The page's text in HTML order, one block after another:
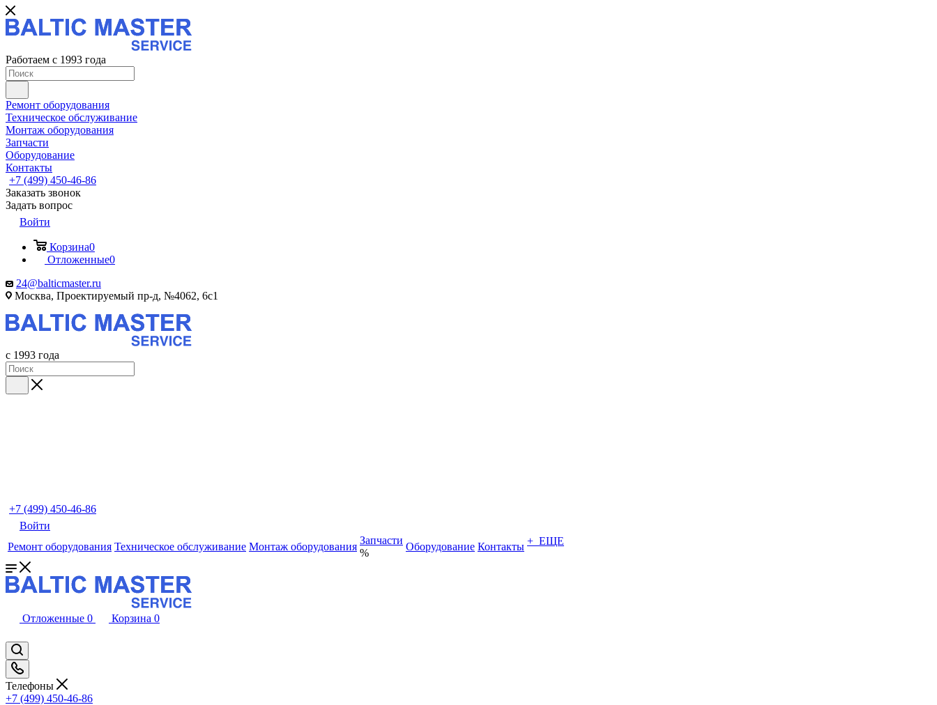
Работаем с 1993 года
Ремонт оборудования
Техническое обслуживание
Монтаж оборудования
Запчасти
Оборудование
Контакты
+7 (499) 450-46-86
Заказать звонок
Задать вопрос
Войти
Корзина0
Отложенные0
24@balticmaster.ru
Москва, Проектируемый пр-д, №4062, 6с1
с 1993 года
+7 (499) 450-46-86
Войти
Ремонт оборудования Техническое обслуживание Монтаж оборудования
Запчасти
%
Оборудование Контакты + ЕЩЕ
Отложенные 0 Корзина 0
Телефоны
+7 (499) 450-46-86